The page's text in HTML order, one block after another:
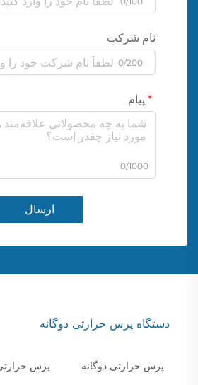
نام شرکت
0/200
پیام
0/1000
ارسال
دستگاه پرس حرارتی دوگانه
پرس حرارتی دوگانه پرس